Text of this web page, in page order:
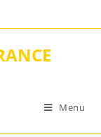
Menu